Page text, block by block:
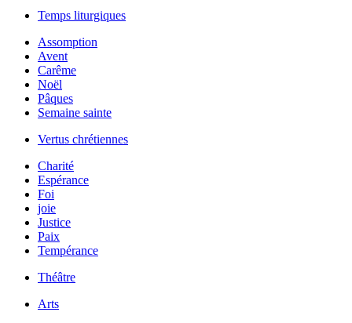
Temps liturgiques
Assomption
Avent
Carême
Noël
Pâques
Semaine sainte
Vertus chrétiennes
Charité
Espérance
Foi
joie
Justice
Paix
Tempérance
Théâtre
Arts